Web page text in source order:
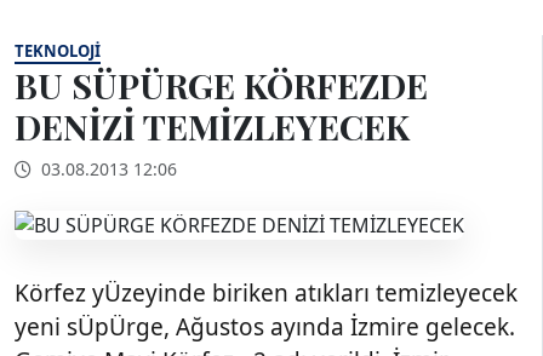
TEKNOLOJI
BU SÜPÜRGE KÖRFEZDE
DENİZİ TEMİZLEYECEK
03.08.2013 12:06
Körfez yÜzeyinde biriken atıkları temizleyecek
yeni sÜpÜrge, Ağustos ayında İzmire gelecek.